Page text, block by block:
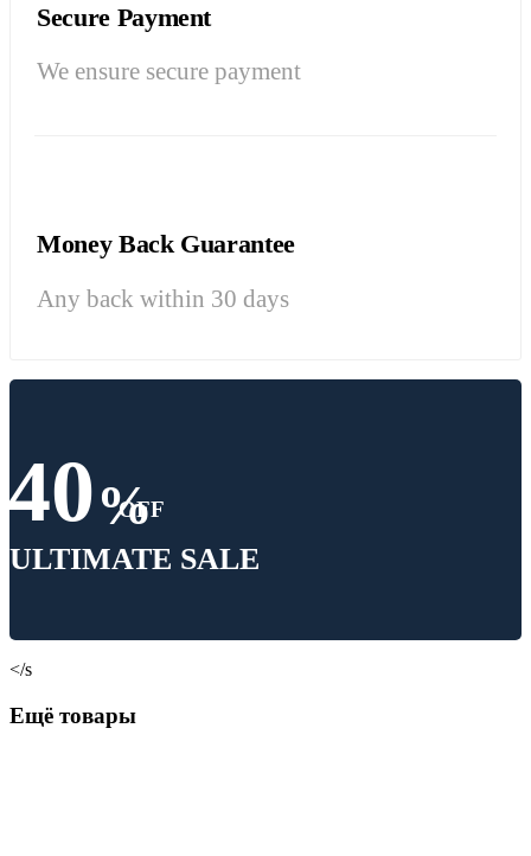
Secure Payment
We ensure secure payment
Money Back Guarantee
Any back within 30 days
40%
OFF
ULTIMATE SALE
</s
Ещё товары